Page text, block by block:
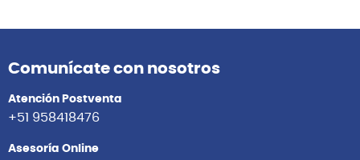
Comunícate con nosotros
Atención Postventa
+51 958418476
Asesoría Online